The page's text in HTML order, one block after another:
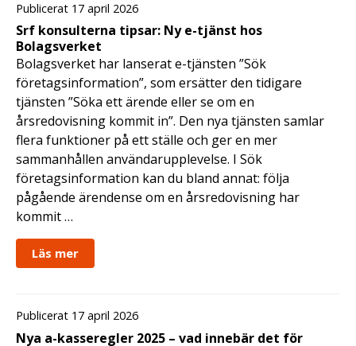
Publicerat 17 april 2026
Srf konsulterna tipsar: Ny e-tjänst hos
Bolagsverket
Bolagsverket har lanserat e-tjänsten ”Sök
företagsinformation”, som ersätter den tidigare
tjänsten ”Söka ett ärende eller se om en
årsredovisning kommit in”. Den nya tjänsten samlar
flera funktioner på ett ställe och ger en mer
sammanhållen användarupplevelse. I Sök
företagsinformation kan du bland annat: följa
pågående ärendense om en årsredovisning har
kommit …
Läs mer
Publicerat 17 april 2026
Nya a-kasseregler 2025 – vad innebär det för